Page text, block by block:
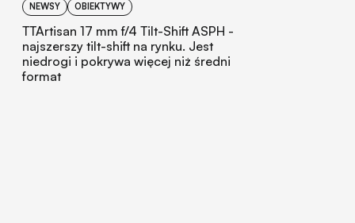
NEWSY OBIEKTYWY
TTArtisan 17 mm f/4 Tilt-Shift ASPH -
najszerszy tilt-shift na rynku. Jest
niedrogi i pokrywa więcej niż średni
format